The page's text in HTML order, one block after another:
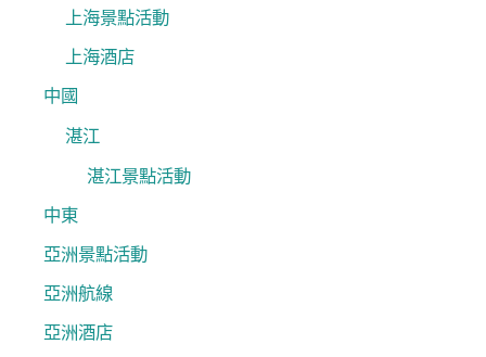
上海景點活動
上海酒店
中國
湛江
湛江景點活動
中東
亞洲景點活動
亞洲航線
亞洲酒店